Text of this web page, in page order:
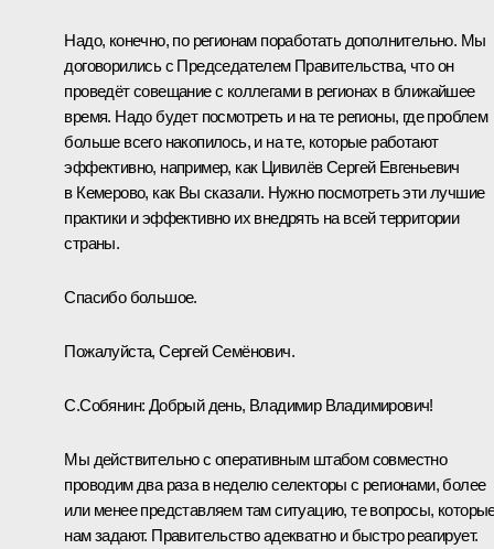
Надо, конечно, по регионам поработать дополнительно. Мы
договорились с Председателем Правительства, что он
проведёт совещание с коллегами в регионах в ближайшее
время. Надо будет посмотреть и на те регионы, где проблем
больше всего накопилось, и на те, которые работают
эффективно, например, как Цивилёв Сергей Евгеньевич
в Кемерово, как Вы сказали. Нужно посмотреть эти лучшие
практики и эффективно их внедрять на всей территории
страны.
Спасибо большое.
Пожалуйста, Сергей Семёнович.
С.Собянин: Добрый день, Владимир Владимирович!
Мы действительно с оперативным штабом совместно
проводим два раза в неделю селекторы с регионами, более
или менее представляем там ситуацию, те вопросы,
нам задают. Правительство адекватно и быстро реагирует.